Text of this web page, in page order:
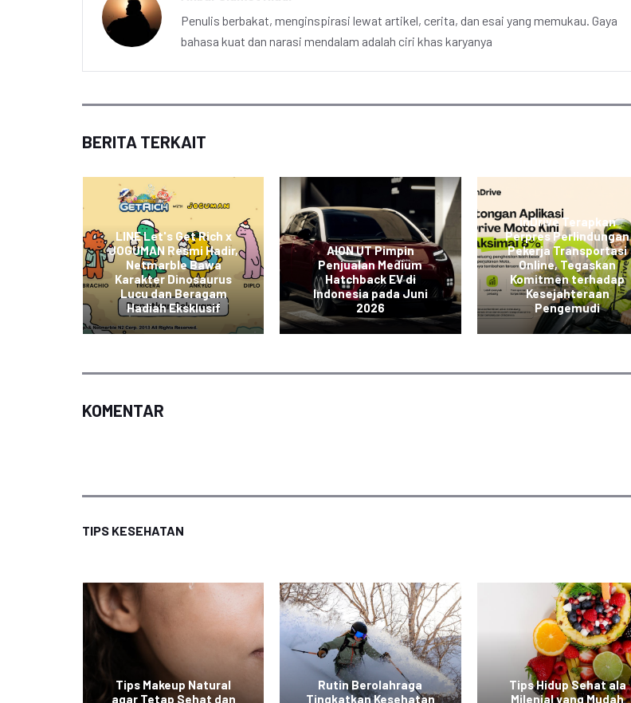
Penulis berbakat, menginspirasi lewat artikel, cerita, dan esai yang memukau. Gaya
bahasa kuat dan narasi mendalam adalah ciri khas karyanya
BERITA TERKAIT
LINE Let's Get Rich x
JOGUMAN Resmi Hadir,
Netmarble Bawa
Karakter Dinosaurus
Lucu dan Beragam
Hadiah Eksklusif
AION UT Pimpin
Penjualan Medium
Hatchback EV di
Indonesia pada Juni
2026
inDrive Terapkan
Perpres Perlindungan
Pekerja Transportasi
Online, Tegaskan
Komitmen terhadap
Kesejahteraan
Pengemudi
KOMENTAR
TIPS KESEHATAN
Tips Makeup Natural
agar Tetap Sehat dan
Rutin Berolahraga
Tingkatkan Kesehatan
Tips Hidup Sehat ala
Milenial yang Mudah